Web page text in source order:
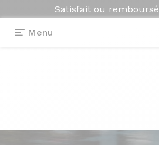
Satisfait ou remboursé
Menu